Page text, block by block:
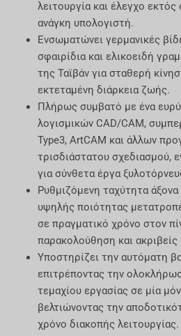
λειτουργία και έλεγχο
ανάγκη υπολογιστή.
Ενσωματώνει γερμανικές
σφαιρίδια και ελικοειδή
της Ταϊβάν για σταθερή
εκτεταμένη διάρκεια ζωής.
Πλήρως συμβατό με ένα
λογισμικών CAD/CAM,
Type3, ArtCAM και άλλων
τρισδιάστατου σχεδιασμού,
για σύνθετα έργα
Ρυθμιζόμενη ταχύτητα
υψηλής ποιότητας
σε πραγματικό χρόνο στον
παρακολούθηση και ακριβείς
Υποστηρίζει την αυτόματη
επιτρέποντας την
τεμαχίου εργασίας σε μία
βελτιώνοντας την
χρόνο διακοπής λειτουργίας.